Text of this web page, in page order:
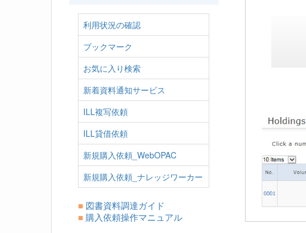
利用状況の確認
ブックマーク
お気に入り検索
新着資料通知サービス
ILL複写依頼
ILL貸借依頼
新規購入依頼_WebOPAC
新規購入依頼_ナレッジワーカー
■ 図書資料調達ガイド
■購入依頼操作マニュアル